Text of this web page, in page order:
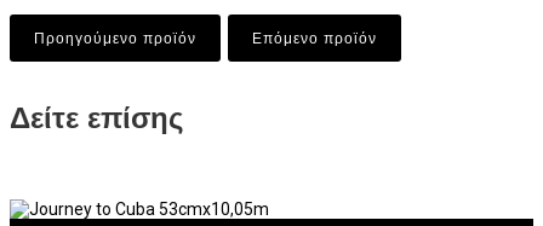
Προηγούμενο προϊόν Επόμενο προϊόν
Δείτε επίσης